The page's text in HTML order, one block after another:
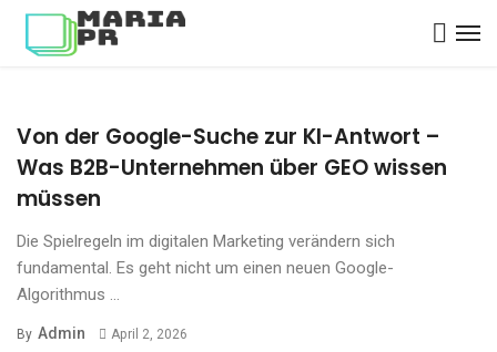
Von der Google-Suche zur KI-Antwort –
Was B2B-Unternehmen über GEO wissen
müssen
Die Spielregeln im digitalen Marketing verändern sich
fundamental. Es geht nicht um einen neuen Google-
Algorithmus ...
By Admin April 2, 2026